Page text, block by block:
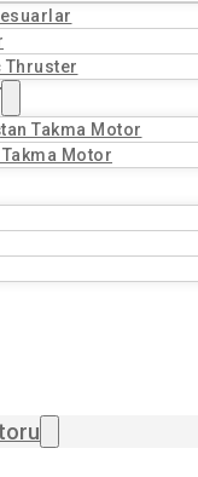
Thruster
Takma Motor
Takma Motor